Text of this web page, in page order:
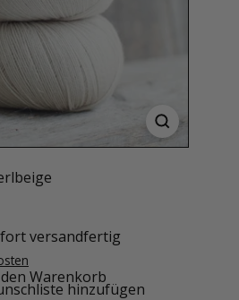
versandfertig
Warenkorb
hinzufügen